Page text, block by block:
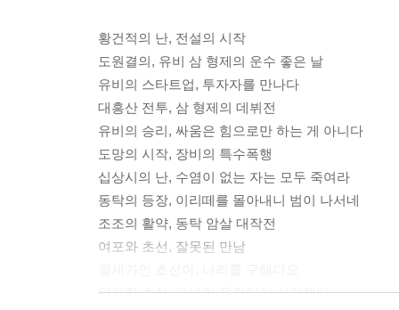
황건적의 난, 전설의 시작
도원결의, 유비 삼 형제의 운수 좋은 날
유비의 스타트업, 투자자를 만나다
대흥산 전투, 삼 형제의 데뷔전
유비의 승리, 싸움은 힘으로만 하는 게 아니다
도망의 시작, 장비의 특수폭행
십상시의 난, 수염이 없는 자는 모두 죽여라
동탁의 등장, 이리떼를 몰아내니 범이 나서네
조조의 활약, 동탁 암살 대작전
여포와 초선, 잘못된 만남
달라진 초선, 그녀가 움직이기 시작했다